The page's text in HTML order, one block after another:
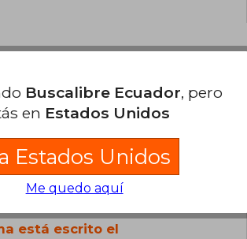
frecuentes sobre el libro
de nuestro
está escrito el
Buscalibre Ecuador, pero
en Estados Unidos
Estados Unidos
Me quedo aquí